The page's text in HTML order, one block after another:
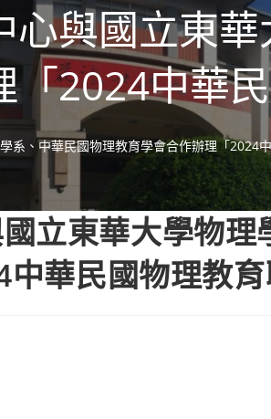
心與國立東
2024中華
系、中華民國物理教育學會合作辦理「2024
國立東華大學物
華民國物理教育